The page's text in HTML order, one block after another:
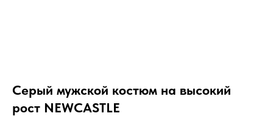
Серый мужской костюм на высокий
рост NEWCASTLE